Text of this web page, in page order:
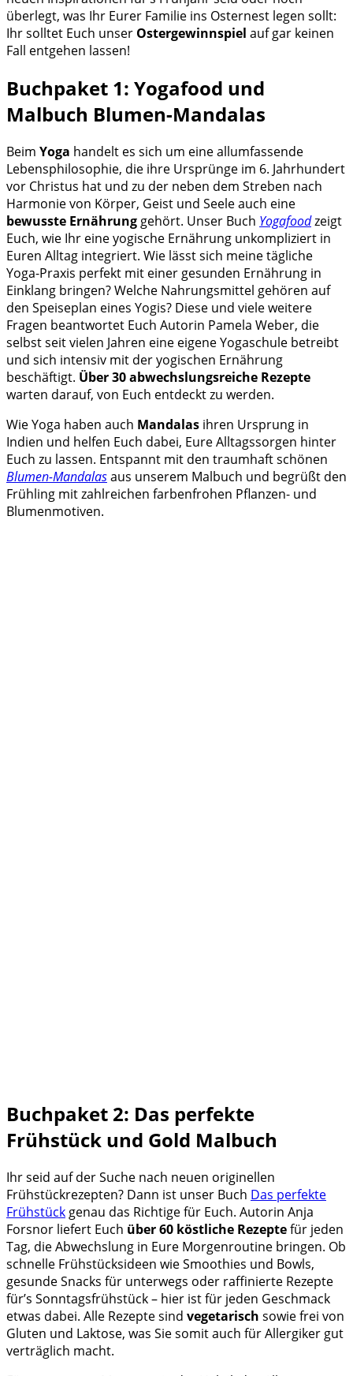
überlegt, was Ihr Eurer Familie ins Osternest legen sollt:
Ihr solltet Euch unser Ostergewinnspiel auf gar keinen
Fall entgehen lassen!
Buchpaket 1: Yogafood und
Malbuch Blumen-Mandalas
Beim Yoga handelt es sich um eine allumfassende
Lebensphilosophie, die ihre Ursprünge im 6. Jahrhundert
vor Christus hat und zu der neben dem Streben nach
Harmonie von Körper, Geist und Seele auch eine
bewusste Ernährung gehört. Unser Buch Yogafoodzeigt
Euch, wie Ihr eine yogische Ernährung unkompliziert in
Euren Alltag integriert. Wie lässt sich meine tägliche
Yoga-Praxis perfekt mit einer gesunden Ernährung in
Einklang bringen? Welche Nahrungsmittel gehören auf
den Speiseplan eines Yogis? Diese und viele weitere
Fragen beantwortet Euch Autorin Pamela Weber, die
selbst seit vielen Jahren eine eigene Yogaschule betreibt
und sich intensiv mit der yogischen Ernährung
beschäftigt. Über 30 abwechslungsreiche Rezepte
warten darauf, von Euch entdeckt zu werden.
Wie Yoga haben auch Mandalas ihren Ursprung in
Indien und helfen Euch dabei, Eure Alltagssorgen hinter
Euch zu lassen. Entspannt mit den traumhaft schönen
Blumen-Mandalasaus unserem Malbuch und begrüßt den
Frühling mit zahlreichen farbenfrohen Pflanzen- und
Blumenmotiven.
Buchpaket 2: Das perfekte
Frühstück und Gold Malbuch
Ihr seid auf der Suche nach neuen originellen
Frühstückrezepten? Dann ist unser Buch Das perfekte
Frühstück genau das Richtige für Euch. Autorin Anja
Forsnor liefert Euch über 60 köstliche Rezeptefür jeden
Tag, die Abwechslung in Eure Morgenroutine bringen. Ob
schnelle Frühstücksideen wie Smoothies und Bowls,
gesunde Snacks für unterwegs oder raffinierte Rezepte
für’s Sonntagsfrühstück – hier ist für jeden Geschmack
etwas dabei. Alle Rezeptesind vegetarisch sowie frei von
Gluten und Laktose, was Sie somit auch für Allergiker gut
verträglich macht.